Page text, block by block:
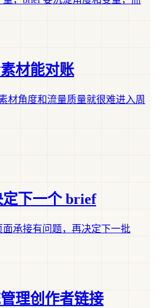
材能对账
材角度和流量质量就很难进入周
下一个 brief
承接有问题，再决定下一批
理创作者链接